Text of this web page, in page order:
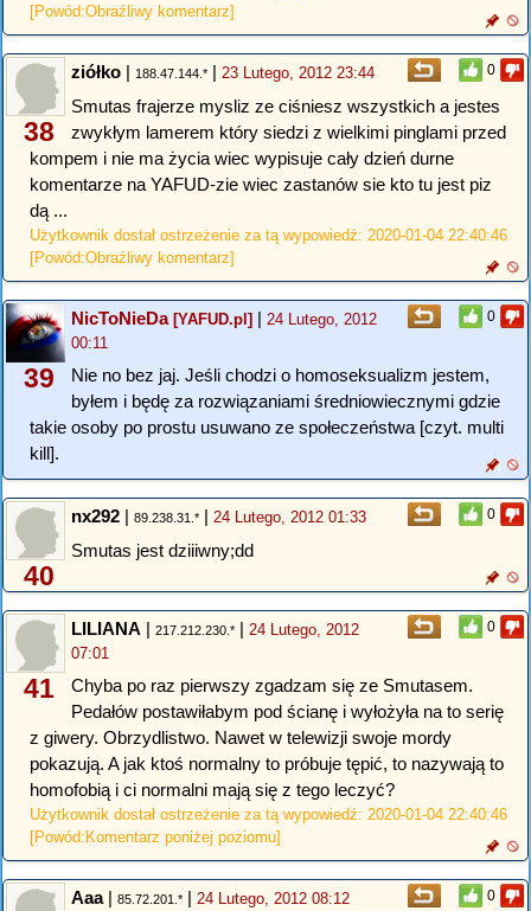
[Powód:Obraźliwy komentarz]
0
38
ziółko | 188.47.144.* | 23 Lutego, 2012 23:44
Smutas frajerze mysliz ze ciśniesz wszystkich a jestes
zwykłym lamerem który siedzi z wielkimi pinglami przed
kompem i nie ma życia wiec wypisuje cały dzień durne
komentarze na YAFUD-zie wiec zastanów sie kto tu jest piz
dą ...
Użytkownik dostał ostrzeżenie za tą wypowiedź: 2020-01-04 22:40:46
[Powód:Obraźliwy komentarz]
0
39
NicToNieDa[YAFUD.pl] | 24 Lutego, 2012
00:11
Nie no bez jaj. Jeśli chodzi o homoseksualizm jestem,
byłem i będę za rozwiązaniami średniowiecznymi gdzie
takie osoby po prostu usuwano ze społeczeństwa [czyt. multi
kill].
0
40
nx292 | 89.238.31.* | 24 Lutego, 2012 01:33
Smutas jest dziiiwny;dd
0
41
LILIANA | 217.212.230.* | 24 Lutego, 2012
07:01
Chyba po raz pierwszy zgadzam się ze Smutasem.
Pedałów postawiłabym pod ścianę i wyłożyła na to serię
z giwery. Obrzydlistwo. Nawet w telewizji swoje mordy
pokazują. A jak ktoś normalny to próbuje tępić, to nazywają to
homofobią i ci normalni mają się z tego leczyć?
Użytkownik dostał ostrzeżenie za tą wypowiedź: 2020-01-04 22:40:46
[Powód:Komentarz poniżej poziomu]
0
Aaa| 85.72.201.* | 24 Lutego, 2012 08:12